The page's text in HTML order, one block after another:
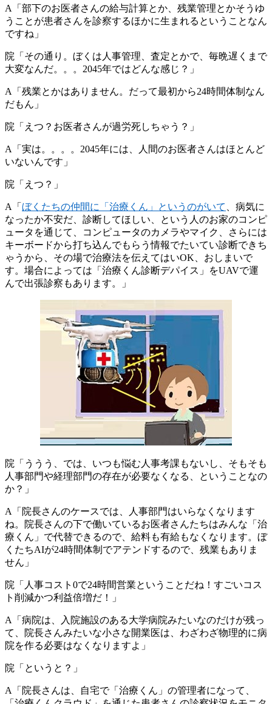
A「部下のお医者さんの給与計算とか、残業管理とかそうゆ
うことが患者さんを診察するほかに生まれるということなん
ですね」
院「その通り。ぼくは人事管理、査定とかで、毎晩遅くまで
大変なんだ。。。2045年ではどんな感じ？」
A「残業とかはありません。だって最初から24時間体制なん
だもん」
院「えつ？お医者さんが過労死しちゃう？」
A「実は。。。。2045年には、人間のお医者さんはほとんど
いないんです」
院「えつ？」
A「 ぼくたちの仲間に「治療くん」というのがいて
、病気に
なったか不安だ、診断してほしい、という人のお家のコンピ
ュータを通じて、コンピュータのカメラやマイク、さらには
キーボードから打ち込んでもらう情報でたいてい診断できち
ゃうから、その場で治療法を伝えてはいOK、おしまいで
す。場合によっては「治療くん診断デパイス」をUAVで運
んで出張診察もあります。」
院「ううう、では、いつも悩む人事考課もないし、そもそも
人事部門や経理部門の存在が必要なくなる、ということなの
か？」
A「院長さんのケースでは、人事部門はいらなくなります
ね。院長さんの下で働いているお医者さんたちはみんな「治
療くん」で代替できるので、給料も有給もなくなります。ぼ
くたちAIが24時間体制でアテンドするので、残業もありま
せん」
院「人事コスト0で24時間営業ということだね！すごいコス
ト削減かつ利益倍増だ！」
A「病院は、入院施設のある大学病院みたいなのだけが残っ
て、院長さんみたいな小さな開業医は、わざわざ物理的に病
院を作る必要はなくなりますよ」
院「というと？」
A「院長さんは、自宅で「治療くん」の管理者になって、